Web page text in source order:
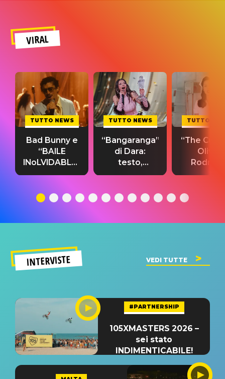
VIRAL
TUTTO NEWS
Bad Bunny e
“BAILE
INoLVIDABLE”:
testo,
significato
TUTTO NEWS
“Bangaranga”
di Dara:
testo,
traduzione e
del singolo
TUTTO
“The
Olivia
testo,
INTERVISTE VEDI TUTTE
#PARTNERSHIP
105XMASTERS 2026 –
sei stato
INDIMENTICABILE!